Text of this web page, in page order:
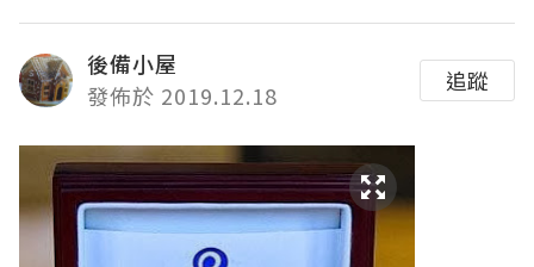
後備小屋
發佈於 2019.12.18
追蹤